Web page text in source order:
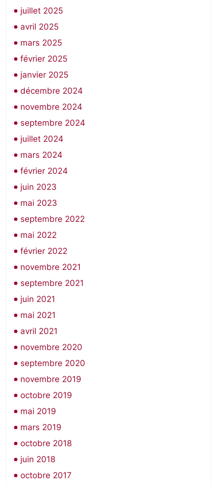
juillet 2025
avril 2025
mars 2025
février 2025
janvier 2025
décembre 2024
novembre 2024
septembre 2024
juillet 2024
mars 2024
février 2024
juin 2023
mai 2023
septembre 2022
mai 2022
février 2022
novembre 2021
septembre 2021
juin 2021
mai 2021
avril 2021
novembre 2020
septembre 2020
novembre 2019
octobre 2019
mai 2019
mars 2019
octobre 2018
juin 2018
octobre 2017